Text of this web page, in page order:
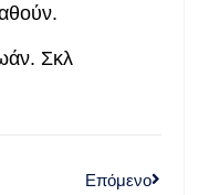
Σκλ
Επόμενο